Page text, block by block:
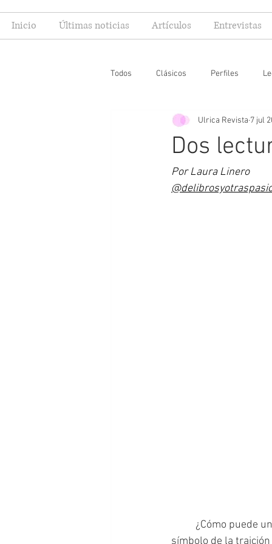
Inicio Últimas noticias Artículos Entrevistas
Todos Clásicos Perfiles
Editoriales Especial FIL
Dos
Ulrica Revista 7 jul
Por Laura Linero
símbolo de la